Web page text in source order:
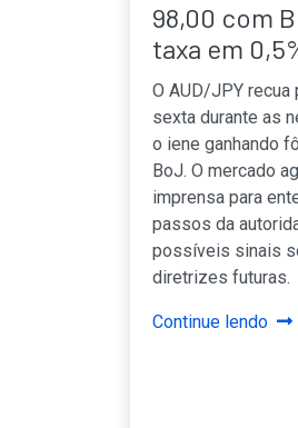
98,00 com
taxa em
O AUD/JPY recua
sexta durante as
o iene ganhando
BoJ. O mercado
imprensa para
passos da
possíveis sinais
diretrizes futuras.
Continue lendo